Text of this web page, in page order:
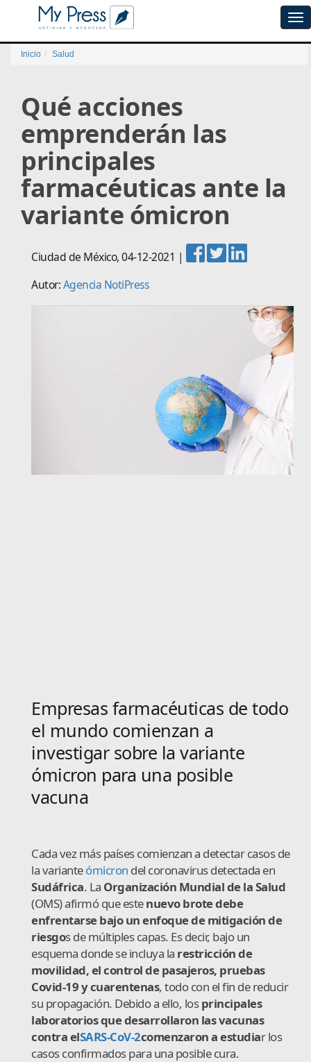
Inicio Salud
Qué acciones
emprenderán las
principales
farmacéuticas ante la
variante ómicron
Ciudad de México,04-12-2021 |
Autor:Agencia NotiPress
Empresas farmacéuticas de todo
el mundo comienzan a
investigar sobre la variante
ómicron para una posible
vacuna
Cada vez más países comienzan a detectar casos de
la varianteómicron del coronavirus detectada en
Sudáfrica. La Organización Mundial de la Salud
(OMS) afirmó que estenuevo brote debe
enfrentarse bajo un enfoque de mitigación de
riesgos de múltiples capas. Es decir, bajo un
esquema donde se incluya la restricción de
movilidad, el control de pasajeros, pruebas
Covid-19 y cuarentenas, todo con el fin de reducir
su propagación. Debido a ello, losprincipales
laboratorios que desarrollaron las vacunas
contra elSARS-CoV-2comenzaron a estudiar los
casos confirmados para una posible cura.